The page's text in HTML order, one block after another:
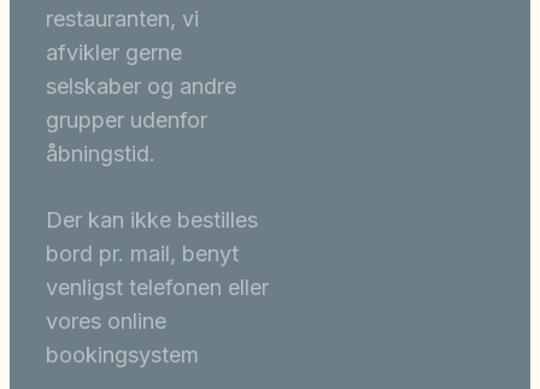
restauranten, vi
afvikler gerne
selskaber og andre
grupper udenfor
åbningstid.
Der kan ikke bestilles
bord pr. mail, benyt
venligst telefonen eller
vores online
bookingsystem